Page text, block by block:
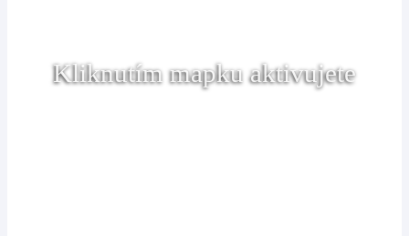
Kliknutím mapku aktivujete